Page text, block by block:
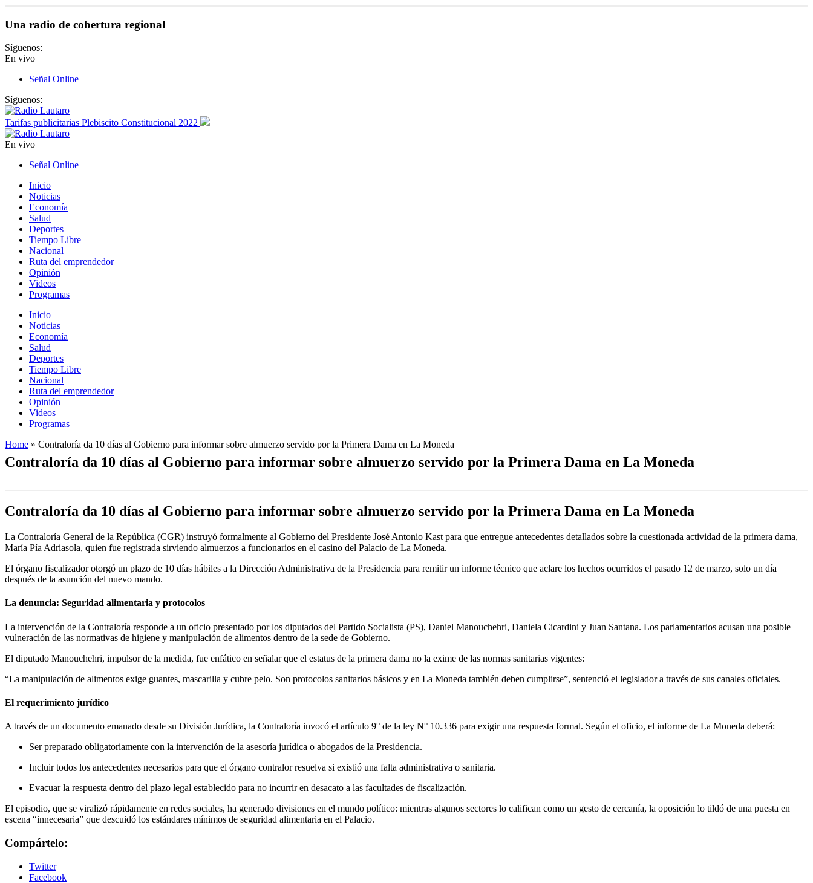
Una radio de cobertura regional
Síguenos:
En vivo
Señal Online
Síguenos:
Tarifas publicitarias Plebiscito Constitucional 2022
En vivo
Señal Online
Inicio
Noticias
Economía
Salud
Deportes
Tiempo Libre
Nacional
Ruta del emprendedor
Opinión
Videos
Programas
Inicio
Noticias
Economía
Salud
Deportes
Tiempo Libre
Nacional
Ruta del emprendedor
Opinión
Videos
Programas
Home » Contraloría da 10 días al Gobierno para informar sobre almuerzo servido por la Primera Dama en La Moneda
Contraloría da 10 días al Gobierno para informar sobre almuerzo servido por la Primera Dama en La Moneda
Contraloría da 10 días al Gobierno para informar sobre almuerzo servido por la Primera Dama en La Moneda
La Contraloría General de la República (CGR) instruyó formalmente al Gobierno del Presidente José Antonio Kast para que entregue antecedentes detallados sobre la cuestionada actividad de la primera dama,
María Pía Adriasola, quien fue registrada sirviendo almuerzos a funcionarios en el casino del Palacio de La Moneda.
El órgano fiscalizador otorgó un plazo de 10 días hábiles a la Dirección Administrativa de la Presidencia para remitir un informe técnico que aclare los hechos ocurridos el pasado 12 de marzo, solo un día
después de la asunción del nuevo mando.
La denuncia: Seguridad alimentaria y protocolos
La intervención de la Contraloría responde a un oficio presentado por los diputados del Partido Socialista (PS), Daniel Manouchehri, Daniela Cicardini y Juan Santana. Los parlamentarios acusan una posible
vulneración de las normativas de higiene y manipulación de alimentos dentro de la sede de Gobierno.
El diputado Manouchehri, impulsor de la medida, fue enfático en señalar que el estatus de la primera dama no la exime de las normas sanitarias vigentes:
“La manipulación de alimentos exige guantes, mascarilla y cubre pelo. Son protocolos sanitarios básicos y en La Moneda también deben cumplirse”, sentenció el legislador a través de sus canales oficiales.
El requerimiento jurídico
A través de un documento emanado desde su División Jurídica, la Contraloría invocó el artículo 9° de la ley N° 10.336 para exigir una respuesta formal. Según el oficio, el informe de La Moneda deberá:
Ser preparado obligatoriamente con la intervención de la asesoría jurídica o abogados de la Presidencia.
Incluir todos los antecedentes necesarios para que el órgano contralor resuelva si existió una falta administrativa o sanitaria.
Evacuar la respuesta dentro del plazo legal establecido para no incurrir en desacato a las facultades de fiscalización.
El episodio, que se viralizó rápidamente en redes sociales, ha generado divisiones en el mundo político: mientras algunos sectores lo califican como un gesto de cercanía, la oposición lo tildó de una puesta en
escena “innecesaria” que descuidó los estándares mínimos de seguridad alimentaria en el Palacio.
Compártelo:
Twitter
Facebook